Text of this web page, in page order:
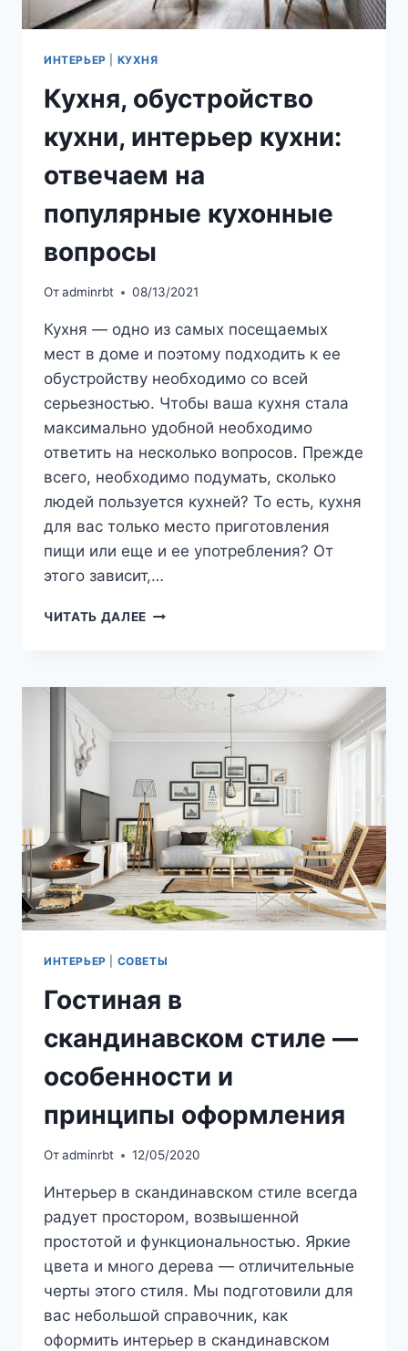
ИНТЕРЬЕР КУХНЯ
Кухня, обустройство
кухни, интерьер кухни:
отвечаем на
популярные кухонные
вопросы
Отadminrbt 08/13/2021
Кухня — одно из самых посещаемых
мест в доме и поэтому подходить к ее
обустройству необходимо со всей
серьезностью. Чтобы ваша кухня стала
максимально удобной необходимо
ответить на несколько вопросов. Прежде
всего, необходимо подумать, сколько
людей пользуется кухней? То есть, кухня
для вас только место приготовления
пищи или еще и ее употребления? От
этого зависит,…
ЧИТАТЬ ДАЛЕЕ КУХНЯ,
КУХНИ:
ОТВЕЧАЕМ
ПОПУЛЯРНЫЕ
КУХОННЫЕ
ВОПРОСЫ
ИНТЕРЬЕР СОВЕТЫ
Гостиная в
скандинавском стиле —
особенности и
принципы оформления
Отadminrbt 12/05/2020
Интерьер в скандинавском стиле всегда
радует простором, возвышенной
простотой и функциональностью. Яркие
цвета и много дерева — отличительные
черты этого стиля. Мы подготовили для
вас небольшой справочник, как
оформить интерьер в скандинавском